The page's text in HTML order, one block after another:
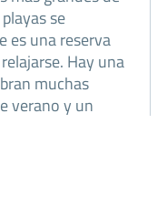
se
es una reserva
Hay una
muchas
verano y un